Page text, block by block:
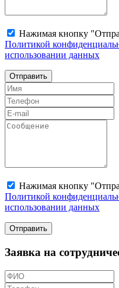
Нажимая кнопку
Политикой
использовании данных
Отправить
Нажимая кнопку
Политикой
использовании данных
Отправить
Заявка на